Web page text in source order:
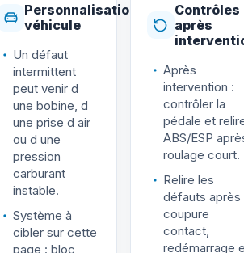
Personnalisation
véhicule
Un défaut
intermittent
peut venir d
une bobine, d
une prise d air
ou d une
pression
carburant
instable.
Système à
cibler sur cette
page : bloc
Contrôles
après
Après
intervention :
contrôler la
pédale et
ABS/ESP
roulage court.
Relire les
défauts après
coupure
contact,
redémarrage